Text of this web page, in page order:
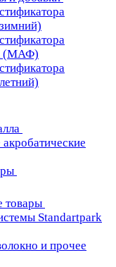
(МАФ)
товары
Standartpark
и прочее